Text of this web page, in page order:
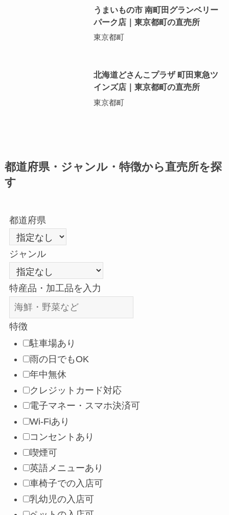
うまいもの市 南町田グランベリー
パーク店｜東京都町の直売所
東京都町
北海道どさんこプラザ 町田東急ツ
インズ店｜東京都町の直売所
東京都町
都道府県・ジャンル・特徴から直売所を探
す
都道府県
ジャンル
特産品・加工品を入力
特徴
駐車場あり
雨の日でもOK
年中無休
クレジットカード対応
電子マネー・スマホ決済可
Wi-Fiあり
コンセントあり
喫煙可
英語メニューあり
車椅子での入店可
乳幼児の入店可